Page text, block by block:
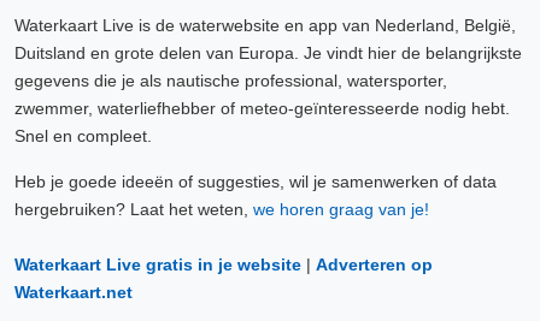
Waterkaart Live is de waterwebsite en app van Nederland, België,
Duitsland en grote delen van Europa. Je vindt hier de belangrijkste
gegevens die je als nautische professional, watersporter,
zwemmer, waterliefhebber of meteo-geïnteresseerde nodig hebt.
Snel en compleet.
Heb je goede ideeën of suggesties, wil je samenwerken of data
hergebruiken? Laat het weten, we horen graag van je!
Waterkaart Live gratis in je website | Adverteren op
Waterkaart.net